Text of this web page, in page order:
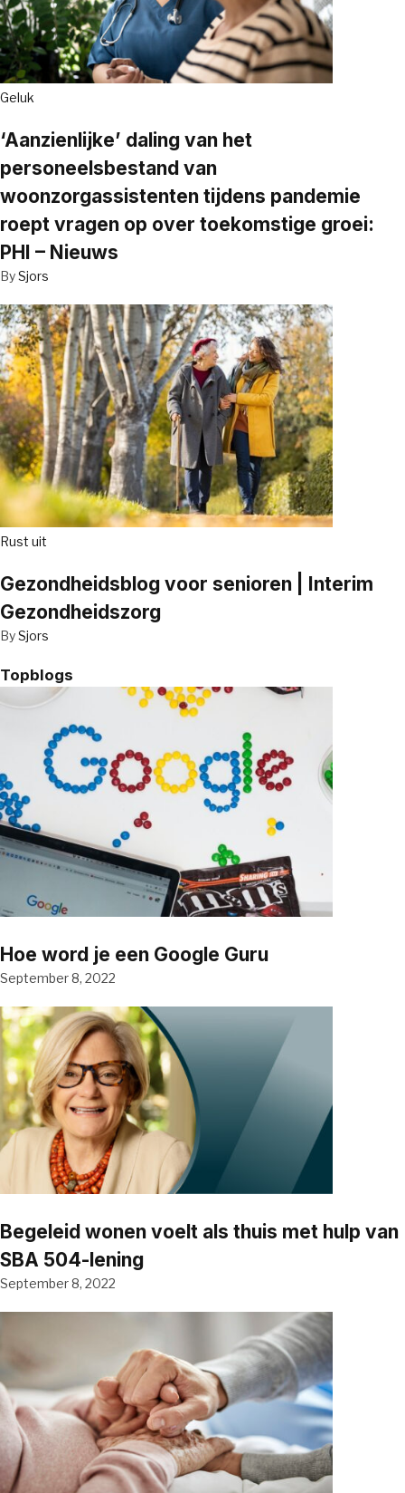
Geluk
‘Aanzienlijke’ daling van het
personeelsbestand van
woonzorgassistenten tijdens pandemie
roept vragen op over toekomstige groei:
PHI – Nieuws
BySjors
Rust uit
Gezondheidsblog voor senioren | Interim
Gezondheidszorg
BySjors
Topblogs
Hoe word je een Google Guru
September 8, 2022
Begeleid wonen voelt als thuis met hulp van
SBA 504-lening
September 8, 2022